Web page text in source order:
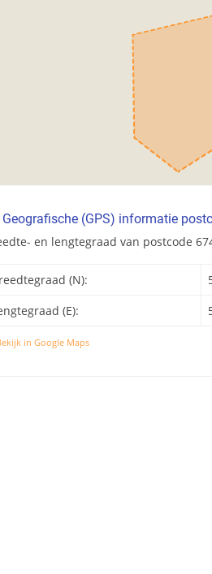
Geografische (GPS) informatie
en lengtegraad van postcode
(N):
(E):
in Google Maps